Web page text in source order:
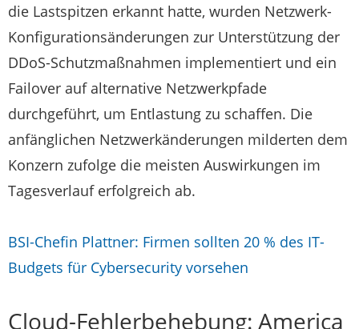
die Lastspitzen erkannt hatte, wurden Netzwerk-
Konfigurationsänderungen zur Unterstützung der
DDoS-Schutzmaßnahmen implementiert und ein
Failover auf alternative Netzwerkpfade
durchgeführt, um Entlastung zu schaffen. Die
anfänglichen Netzwerkänderungen milderten dem
Konzern zufolge die meisten Auswirkungen im
Tagesverlauf erfolgreich ab.
BSI-Chefin Plattner: Firmen sollten 20 % des IT-
Budgets für Cybersecurity vorsehen
Cloud-Fehlerbehebung: America